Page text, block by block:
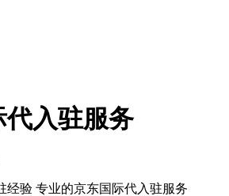
代入驻服务
经验 专业的京东国际代入驻服务